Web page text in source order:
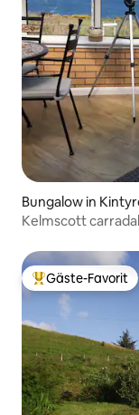
Bungalow in
Kelmscott
Beliebter Gäste-
Gäste-Favorit